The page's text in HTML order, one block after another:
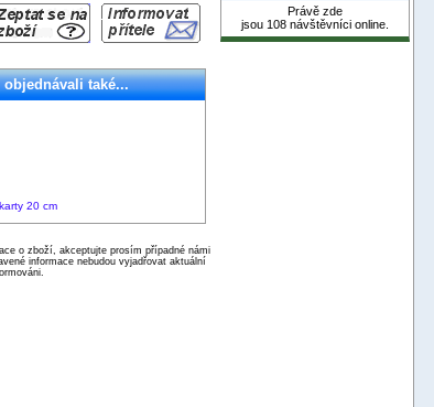
také...
20 cm
o zboží, akceptujte prosím případné námi
informace nebudou vyjadřovat aktuální
Právě zde
jsou 108 návštěvníci online.